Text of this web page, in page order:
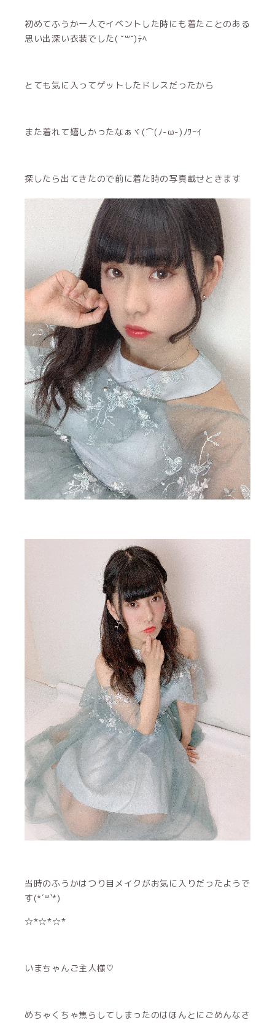
初めてふうか一人でイベントした時にも着たことのある
思い出深い衣装でした( ˘꒳˘)ﾃﾍ
とても気に入ってゲットしたドレスだったから
また着れて嬉しかったなぁヾ(⌒(ﾉ-ω-)ﾉﾜｰｲ
探したら出てきたので前に着た時の写真載せときます
当時のふうかはつり目メイクがお気に入りだったようで
す(*´꒳`*)
☆*☆*☆*
いまちゃんご主人様♡
めちゃくちゃ焦らしてしまったのはほんとにごめんなさ